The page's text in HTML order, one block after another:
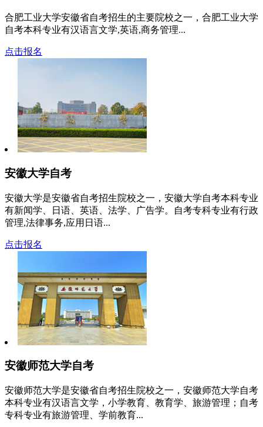
合肥工业大学安徽省自考招生的主要院校之一，合肥工业大学
自考本科专业有汉语言文学,英语,商务管理...
点击报名
安徽大学自考
安徽大学是安徽省自考招生院校之一，安徽大学自考本科专业
有新闻学、日语、英语、法学、广告学。自考专科专业有行政
管理,法律事务,应用日语...
点击报名
安徽师范大学自考
安徽师范大学是安徽省自考招生院校之一，安徽师范大学自考
本科专业有汉语言文学，小学教育、教育学、旅游管理；自考
专科专业有旅游管理、学前教育...